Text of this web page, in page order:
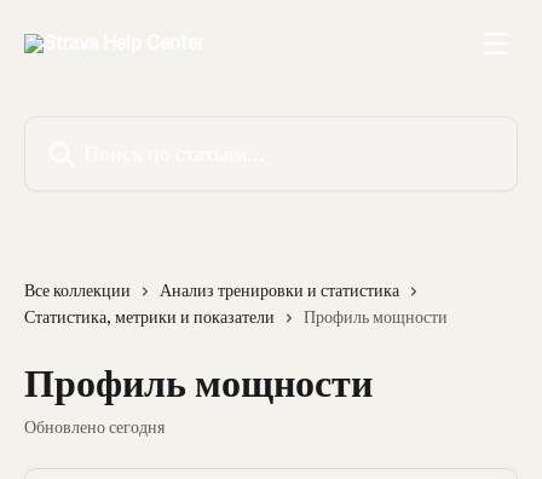
Все коллекции
Анализ тренировки и статистика
Статистика, метрики и показатели
Профиль мощности
Профиль мощности
Обновлено сегодня